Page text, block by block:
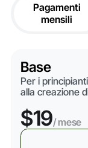
Pagamenti
mensili
Base
Per i
alla creazione
$19/ mese